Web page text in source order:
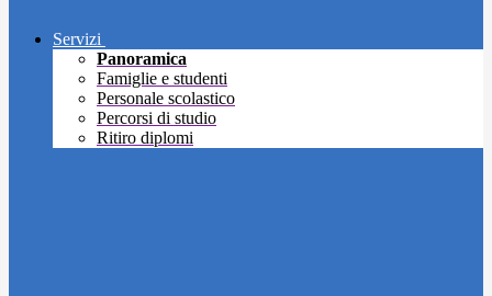
Servizi
Panoramica
Famiglie e studenti
Personale scolastico
Percorsi di studio
Ritiro diplomi